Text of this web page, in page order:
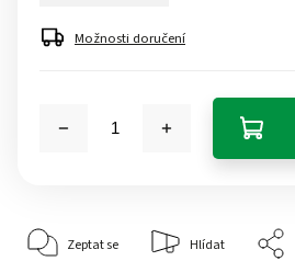
Možnosti doručení
Zeptat se Hlídat